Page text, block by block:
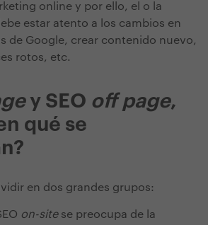
online y por ello, el o la
estar atento a los cambios en
de Google, crear contenido nuevo,
rotos, etc.
y SEO off page,
qué se
en dos grandes grupos:
on-sitese preocupa de la